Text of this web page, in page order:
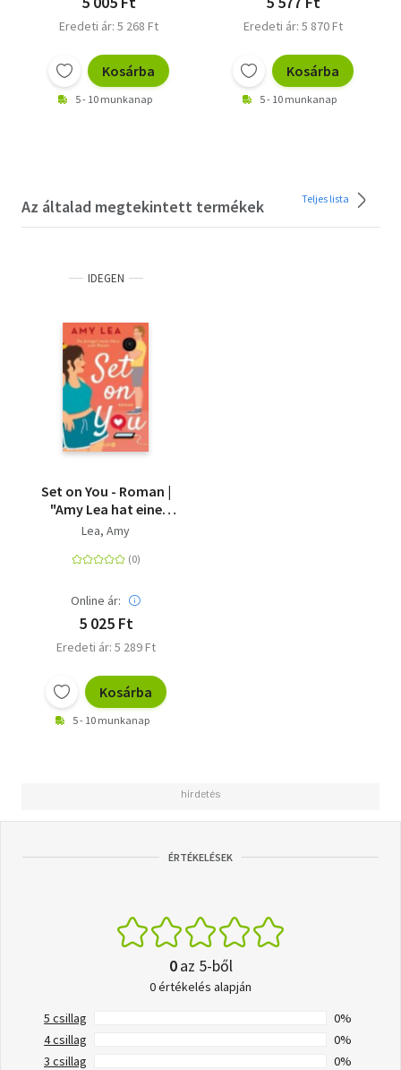
Eredeti ár: 5 268 Ft
Kosárba
5 - 10 munkanap
Eredeti ár: 5 870 Ft
Kosárba
5 - 10 munkanap
Az általad megtekintett termékek Teljes lista
IDEGEN
Set on You - Roman |
"Amy Lea hat eine
Geschichte für alle
immer akzeptieren
entschlossen sind, sich
selbst zu lieben." - Ali
Hazelwood
Lea, Amy
Online ár:
5 025 Ft
Eredeti ár: 5 289 Ft
Kosárba
5 - 10 munkanap
ÉRTÉKELÉSEK
0az 5-ből
0 értékelés alapján
5 csillag
0%
4 csillag
0%
3 csillag
0%